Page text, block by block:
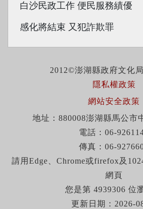
白沙民政工作 便民服務績優
感化將結束 又犯詐欺罪
2012©澎湖縣政府文化
隱私權政策
網站安全政策
地址：880008澎湖縣馬公市
電話：06-
傳真：06-
請用Edge、Chrome或firefox及
網頁
您是第 4939306 位
更新日期：2026-